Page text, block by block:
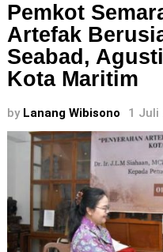
Pemkot
Artefak
Seabad,
Kota Maritim
by Lanang Wibisono 1 Juli